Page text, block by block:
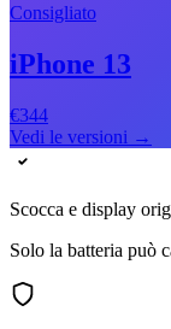
Consigliato
iPhone 13
€344
Vedi le versioni →
Scocca e display
Solo la batteria può